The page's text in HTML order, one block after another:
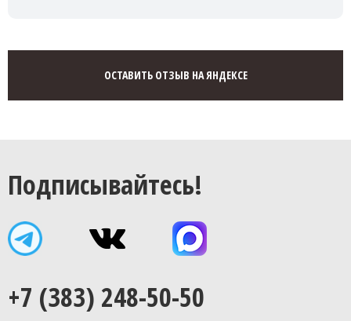
ОСТАВИТЬ ОТЗЫВ НА ЯНДЕКСЕ
Подписывайтесь!
+7 (383) 248-50-50